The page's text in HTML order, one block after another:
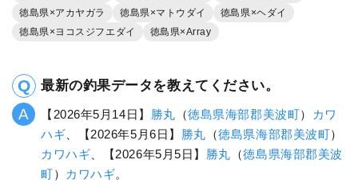
徳島県×アカヤガラ
徳島県×マトウダイ
徳島県×ヘダイ
徳島県×ヨコスジフエダイ
徳島県×Array
最新の釣果データを教えてください。
【2026年5月14日】 勝丸 （徳島県海部郡美波町）
カワ
ハギ 、【2026年5月6日】 勝丸 （徳島県海部郡美波町）
カワハギ 、【2026年5月5日】 勝丸 （徳島県海部郡美波
町） カワハギ。